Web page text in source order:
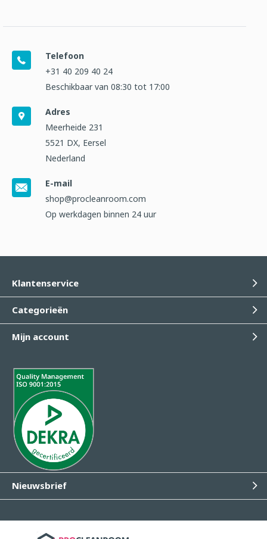
Telefoon
+31 40 209 40 24
Beschikbaar van 08:30 tot 17:00
Adres
Meerheide 231
5521 DX, Eersel
Nederland
E-mail
shop@procleanroom.com
Op werkdagen binnen 24 uur
Klantenservice
Categorieën
Mijn account
Nieuwsbrief